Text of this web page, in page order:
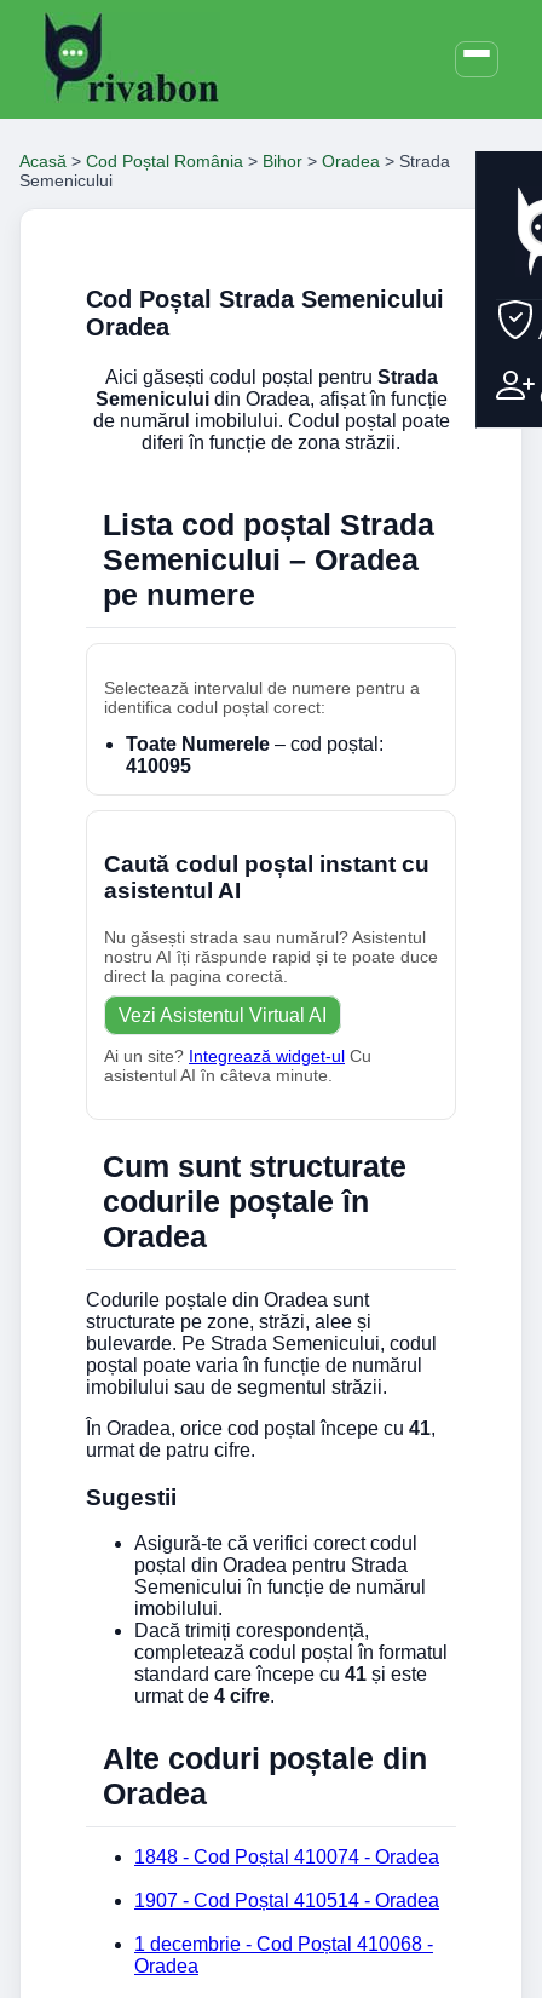
Acasă > Cod Poștal România > Bihor > Oradea > Strada
Semenicului
Cod Poștal Strada Semenicului
Oradea
Aici găsești codul poștal pentru Strada
Semeniculuidin Oradea, afișat în funcție
de numărul imobilului. Codul poștal poate
diferi în funcție de zona străzii.
Lista cod poștal Strada
Semenicului – Oradea
pe numere
Selectează intervalul de numere pentru a
identifica codul poștal corect:
Toate Numerele – cod poștal:
410095
Caută codul poștal instant cu
asistentul AI
Nu găsești strada sau numărul? Asistentul
nostru AI îți răspunde rapid și te poate duce
direct la pagina corectă.
Vezi Asistentul Virtual AI
Ai un site? Integrează widget-ul Cu
asistentul AI în câteva minute.
Cum sunt structurate
codurile poștale în
Oradea
Codurile poștale din Oradea sunt
structurate pe zone, străzi, alee și
bulevarde. Pe Strada Semenicului, codul
poștal poate varia în funcție de numărul
imobilului sau de segmentul străzii.
În Oradea, orice cod poștal începe cu 41,
urmat de patru cifre.
Sugestii
Asigură-te că verifici corect codul
poștal din Oradea pentru Strada
Semenicului în funcție de numărul
imobilului.
Dacă trimiți corespondență,
completează codul poștal în formatul
standard care începe cu 41 și este
urmat de 4 cifre.
Alte coduri poștale din
Oradea
1848 - Cod Poștal 410074 - Oradea
1907 - Cod Poștal 410514 - Oradea
1 decembrie - Cod Poștal 410068 -
Oradea